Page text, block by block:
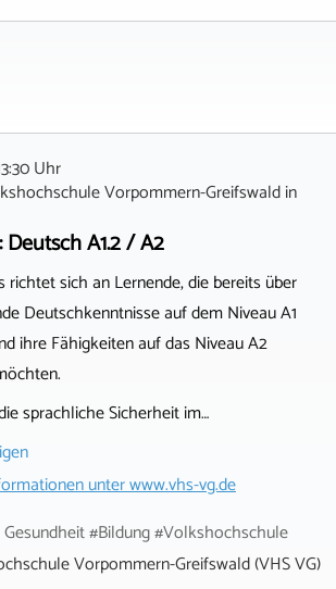
Uhr
Vorpommern-Greifswaldin
Deutsch A1.2 / A2
richtet sich an Lernende, die bereits über
Deutschkenntnisse auf dem Niveau A1
ihre Fähigkeiten auf das Niveau A2
sprachliche Sicherheit im…
unterwww.vhs-vg.de
#Bildung #Volkshochschule
Vorpommern-Greifswald (VHS VG)